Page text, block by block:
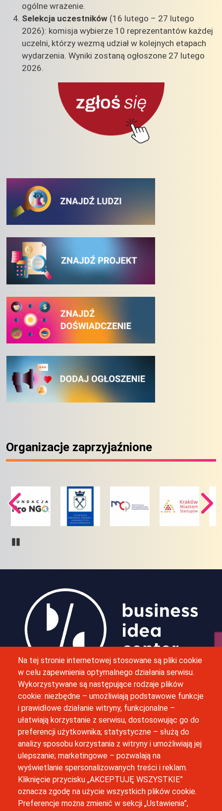
Na tej stronie internetowej stosowane są pliki cookie
w celu zapewnienia optymalnego działania serwisu.
Wykorzystywane są następujące rodzaje plików
cookie: niezbędne – umożliwiają podstawowe funkcje
i prawidłowe działanie witryny, funkcjonalne –
ułatwiają korzystanie z serwisu, dostosowując go do
preferencji użytkownika; statystyczne – służą do
analizy sposobu korzystania z witryny i umożliwiają jej
ulepszanie; marketingowe – pozwalają na
wyświetlanie spersonalizowanych treści i reklam.
Kliknięcie przycisku „AKCEPTUJĘ WSZYSTKIE”
oznacza zgodę na użycie wszystkich plików cookie.
Preferencje można zmienić w sekcji „Ustawienia”,
ogólne wrażenie.
Selekcja uczestników (16 lutego – 27 lutego
2026): komisja wybierze 10 reprezentantów każdej
uczelni, którzy wezmą udział w kolejnych etapach
wydarzenia. Wyniki zostaną ogłoszone 27 lutego
2026.
Organizacje zaprzyjaźnione
Obraz
M. Bobrzyńskiego 12, 30-348 Kraków
(12) 664 42 06
inkubator@uj.edu.pl
Newsletter